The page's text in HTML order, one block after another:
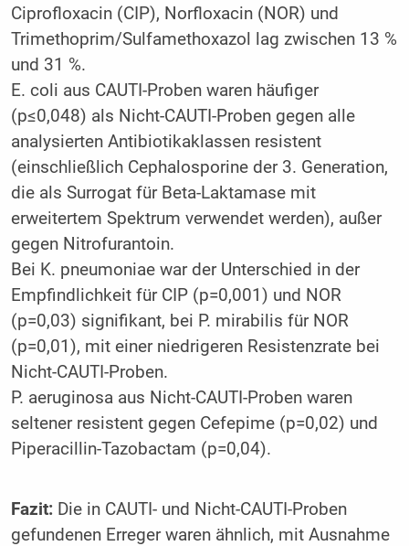
Ciprofloxacin (CIP), Norfloxacin (NOR) und
Trimethoprim/Sulfamethoxazol lag zwischen 13 %
und 31 %.
E. coli aus CAUTI-Proben waren häufiger
(p≤0,048) als Nicht-CAUTI-Proben gegen alle
analysierten Antibiotikaklassen resistent
(einschließlich Cephalosporine der 3. Generation,
die als Surrogat für Beta-Laktamase mit
erweitertem Spektrum verwendet werden), außer
gegen Nitrofurantoin.
Bei K. pneumoniae war der Unterschied in der
Empfindlichkeit für CIP (p=0,001) und NOR
(p=0,03) signifikant, bei P. mirabilis für NOR
(p=0,01), mit einer niedrigeren Resistenzrate bei
Nicht-CAUTI-Proben.
P. aeruginosa aus Nicht-CAUTI-Proben waren
seltener resistent gegen Cefepime (p=0,02) und
Piperacillin-Tazobactam (p=0,04).
Fazit:Die in CAUTI- und Nicht-CAUTI-Proben
gefundenen Erreger waren ähnlich, mit Ausnahme